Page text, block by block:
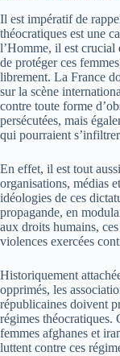
Il est impératif de
théocratiques est une
l’Homme, il est crucial
de protéger ces
librement. La France
sur la scène
contre toute forme
persécutées, mais
qui pourraient
En effet, il est tout
organisations, médias
idéologies de ces
propagande, en
aux droits humains,
violences exercées
Historiquement
opprimés, les
républicaines doivent
régimes théocratiques.
femmes afghanes et
luttent contre ces